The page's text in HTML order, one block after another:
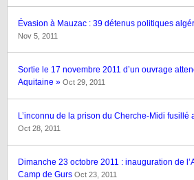
Évasion à Mauzac : 39 détenus politiques
Nov 5, 2011
Sortie le 17 novembre 2011 d’un ouvrage
Aquitaine » Oct 29, 2011
L’inconnu de la prison du Cherche-Midi fusillé
Oct 28, 2011
Dimanche 23 octobre 2011 : inauguration de
Camp de Gurs Oct 23, 2011